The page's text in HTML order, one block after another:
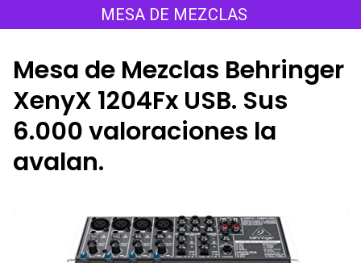
al
MESA DE MEZCLAS
Mesa de Mezclas Behringer
XenyX 1204Fx USB. Sus
6.000 valoraciones la
avalan.